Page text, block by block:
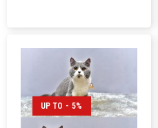
UP TO - 5%